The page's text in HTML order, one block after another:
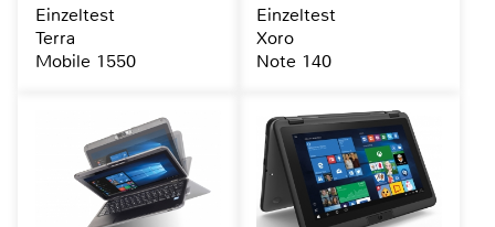
Einzeltest
Terra
Mobile 1550
Einzeltest
Xoro
Note 140